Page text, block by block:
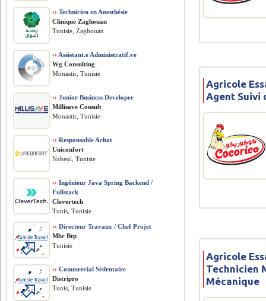
Agricole
Agent Suivi
Agricole
Technicien
Mécanique
›› Technicien en Anesthésie
Clinique Zaghouan
Tunisie, Zaghouan
›› Assistant.e Administratif.ve
Wg Consulting
Monastir, Tunisie
›› Junior Business Developer
Millisave Consult
Monastir, Tunisie
›› Responsable Achat
Uniconfort
Nabeul, Tunisie
›› Ingénieur Java Spring Backend /
Fullstack
Clevertech
Tunis, Tunisie
›› Directeur Travaux / Chef Projet
Mbc Btp
Tunisie
›› Commercial Sédentaire
Distripro
Tunis, Tunisie